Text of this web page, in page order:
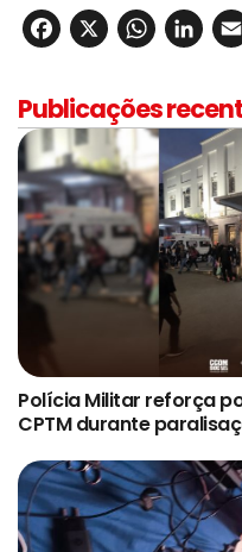
Facebook
X
Publicações
Polícia Militar reforça
CPTM durante